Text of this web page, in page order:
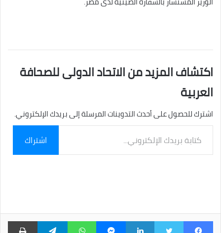
اكتشاف المزيد من الاتحاد الدولى للصحافة
العربية
اشترك للحصول على أحدث التدوينات المرسلة إلى بريدك الإلكتروني.
بريدك
الإلكتروني...
اشتراك
فيسبوك لينكدإن ماسنجر واتساب تيلقرام